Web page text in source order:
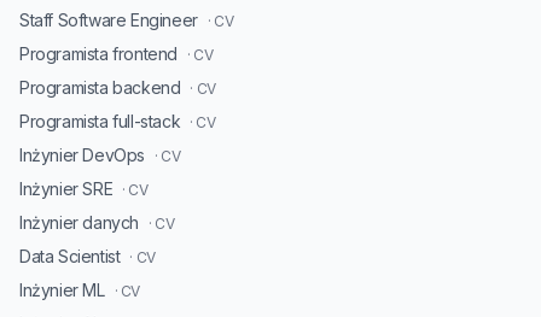
Staff Software Engineer · CV
Programista frontend · CV
Programista backend · CV
Programista full-stack · CV
Inżynier DevOps · CV
Inżynier SRE · CV
Inżynier danych · CV
Data Scientist · CV
Inżynier ML · CV